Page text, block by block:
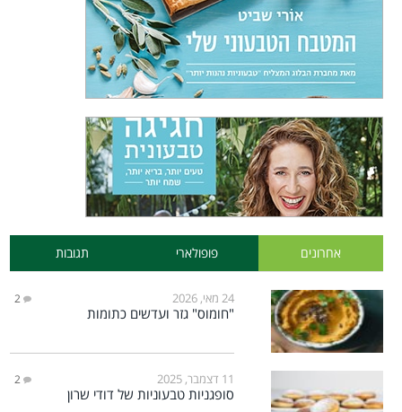
אחרונים פופולארי תגובות
24 מאי, 2026 2
"חומוס" גזר ועדשים כתומות
11 דצמבר, 2025 2
סופגניות טבעוניות של דודי שרון